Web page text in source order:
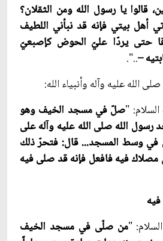
قالوا يا رسول الله ومن الثقلان؟
أهل بيتي فإنه قد نبأني اللطيف
حتى يردّا عليّ الحوض كإصبعيّ
–
..".
الله عليه وآله وأنبياء الله:
"صلّ في مسجد الخيف وهو
الله صلى الله عليه وآله على
في وسط المسجد... قال: فتحرّ ذلك
فيه فافعل فإنه قد صلى فيه
"من صلّى في مسجد الخيف